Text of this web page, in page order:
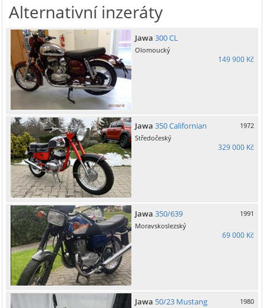
Alternativní inzeráty
Jawa 300 CL
Olomoucký
149 900 Kč
Jawa 350 Californian
1972
Středočeský
329 000 Kč
Jawa 350/639
1991
Moravskoslezský
69 000 Kč
Jawa 50/23 Mustang
1980